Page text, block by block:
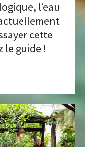
l’eau
cette
le guide !